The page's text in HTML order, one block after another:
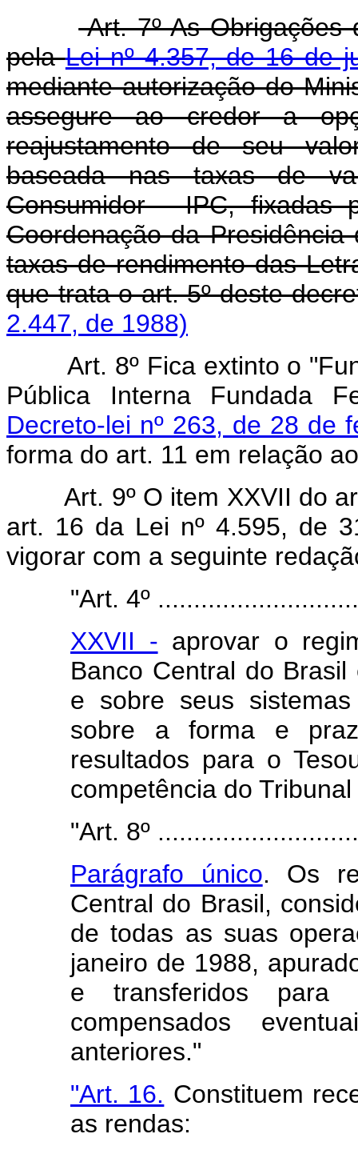
Art. 7º As Obrigações
pelaLei nº 4.357, de 16 de
mediante autorização do
assegure ao credor a
reajustamento de seu
baseada nas taxas de
Consumidor - IPC, fixadas
Coordenação da
taxas de rendimento das
que trata o art. 5º deste
2.447, de 1988)
Art. 8º Fica extinto o
Pública Interna Fundada
Decreto-lei nº 263, de 28 de
forma do art. 11 em relação
Art. 9º O item XXVII do
art. 16 da Lei nº 4.595, de
vigorar com a seguinte
"Art. 4º
XXVII - aprovar o
Banco Central do
e sobre seus
sobre a forma e
resultados para o
competência do
"Art. 8º
Parágrafo único. Os
Central do Brasil,
de todas as suas
janeiro de 1988,
e transferidos para
compensados
anteriores."
"Art. 16. Constituem
as rendas: